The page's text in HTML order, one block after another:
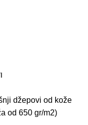
džepovi od kože
od 650 gr/m2)